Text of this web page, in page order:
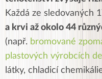
Každá ze sledovaných
a krvi až okolo 44
(např. bromované
plastových výrobcích
látky, chladicí